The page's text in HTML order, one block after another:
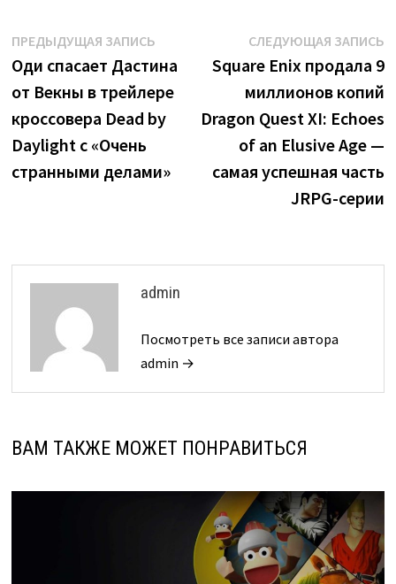
Навигация
по
записям
ПРЕДЫДУЩАЯ ЗАПИСЬПредыдущая
запись:
Оди спасает Дастина
от Векны в трейлере
кроссовера Dead by
Daylight с «Очень
странными делами»
СЛЕДУЮЩАЯ ЗАПИСЬ
Square Enix продала 9
миллионов копий
Dragon Quest XI: Echoes
of an Elusive Age —
самая успешная часть
JRPG-серии
admin
Посмотреть все записи автора
admin →
ВАМ ТАКЖЕ МОЖЕТ ПОНРАВИТЬСЯ